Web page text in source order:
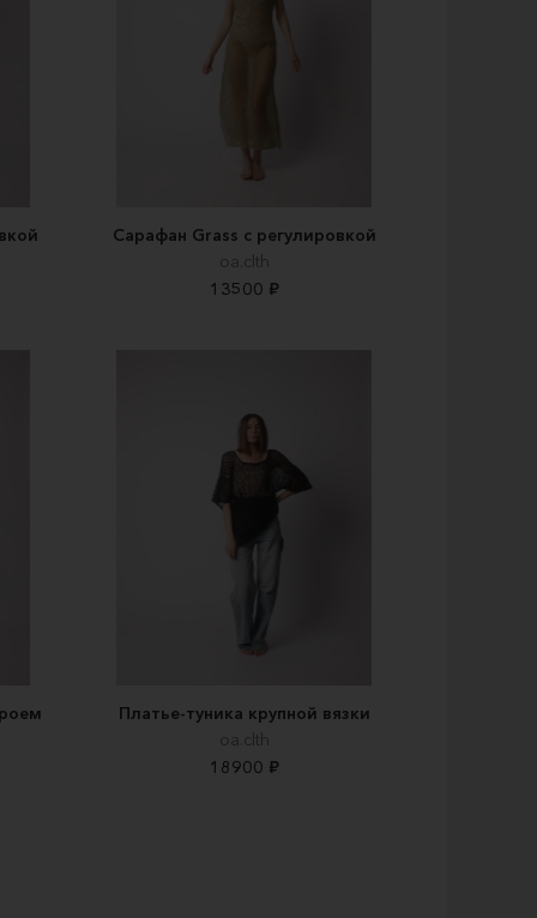
Сарафан Grass с регулировкой
oa.clth
13500 ₽
Платье-туника крупной вязки
oa.clth
18900 ₽